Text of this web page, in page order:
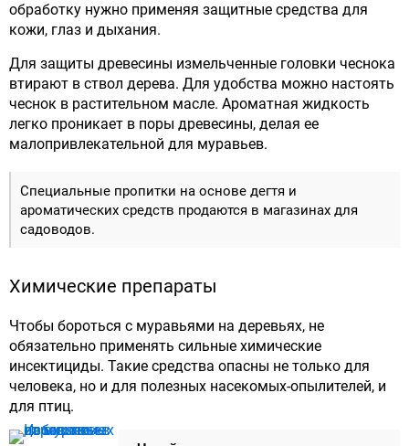
обработку нужно применяя защитные средства для
кожи, глаз и дыхания.
Для защиты древесины измельченные головки чеснока
втирают в ствол дерева. Для удобства можно настоять
чеснок в растительном масле. Ароматная жидкость
легко проникает в поры древесины, делая ее
малопривлекательной для муравьев.
Специальные пропитки на основе дегтя и
ароматических средств продаются в магазинах для
садоводов.
Химические препараты
Чтобы бороться с муравьями на деревьях, не
обязательно применять сильные химические
инсектициды. Такие средства опасны не только для
человека, но и для полезных насекомых-опылителей, и
для птиц.